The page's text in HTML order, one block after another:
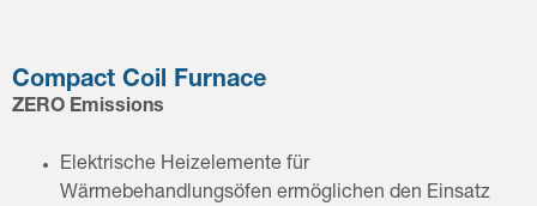
Compact Coil Furnace
ZERO Emissions
Elektrische Heizelemente für
Wärmebehandlungsöfen ermöglichen den Einsatz